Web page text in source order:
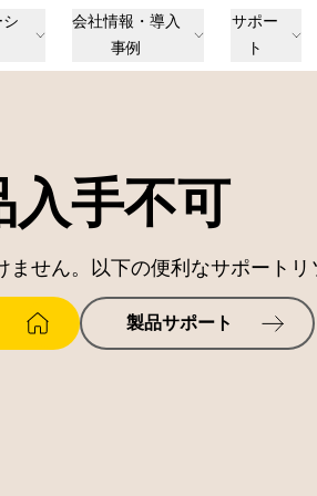
会社情報・導入
事例
サポー
ト
入手不可
せん。以下の便利なサポートリ
製品サポート